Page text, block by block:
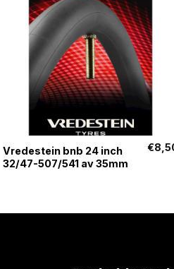
Vredestein bnb 24 inch
32/47-507/541 av 35mm
€